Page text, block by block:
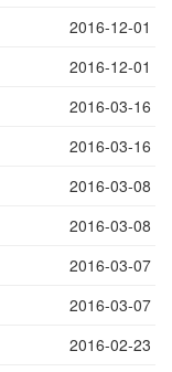
2016-12-01
2016-12-01
2016-03-16
2016-03-16
2016-03-08
2016-03-08
2016-03-07
2016-03-07
2016-02-23